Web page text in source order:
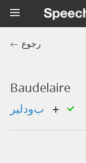
رجوع
Baudelaire